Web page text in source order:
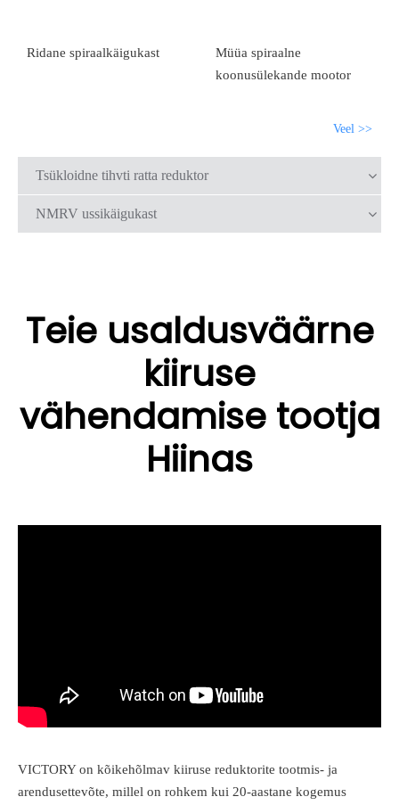
Ridane spiraalkäigukast
Müüa spiraalne
koonusülekande mootor
Veel >>
Tsükloidne tihvti ratta reduktor
NMRV ussikäigukast
Teie usaldusväärne
kiiruse
vähendamise tootja
Hiinas
VICTORY on kõikehõlmav kiiruse reduktorite tootmis- ja
arendusettevõte, millel on rohkem kui 20-aastane kogemus